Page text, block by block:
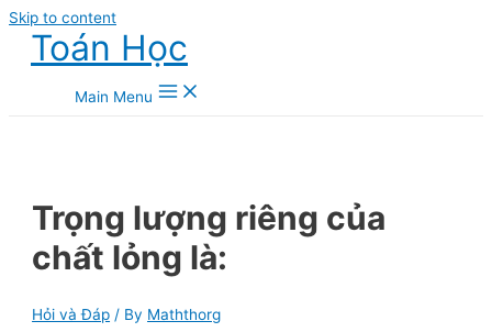
Skip to content
Toán Học
Main Menu
Trọng lượng riêng của
chất lỏng là:
Hỏi và Đáp / By Maththorg